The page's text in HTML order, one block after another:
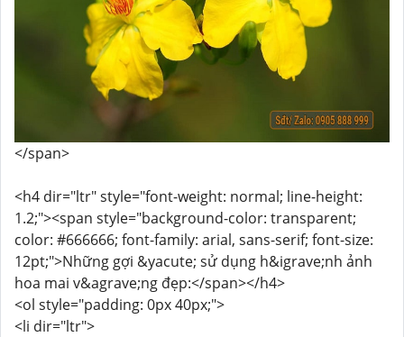
</span>
<h4 dir="ltr" style="font-weight: normal; line-height:
1.2;"><span style="background-color: transparent;
color: #666666; font-family: arial, sans-serif; font-size:
12pt;">Những gợi &yacute; sử dụng h&igrave;nh ảnh
hoa mai v&agrave;ng đẹp:</span></h4>
<ol style="padding: 0px 40px;">
<li dir="ltr">